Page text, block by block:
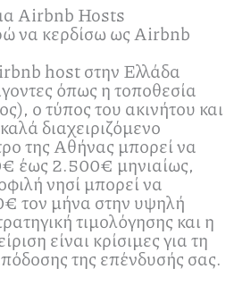
Airbnb Hosts
να κερδίσω ως Airbnb
host στην Ελλάδα
όπως η τοποθεσία
ο τύπος του ακινήτου και
διαχειριζόμενο
της Αθήνας μπορεί να
έως 2.500€ μηνιαίως,
νησί μπορεί να
τον μήνα στην υψηλή
τιμολόγησης και η
είναι κρίσιμες για τη
της επένδυσής σας.